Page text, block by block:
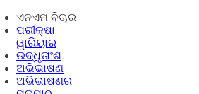
ଏନଏମ ବିଚାର
ପରୀକ୍ଷା
ୱାରିୟାର
ଉଦ୍ଧୃତାଂଶ
ଅଭିଭାଷଣ
ଅଭିଭାଷଣର